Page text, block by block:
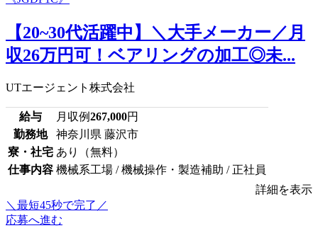
【20~30代活躍中】＼大手メーカー／月
収26万円可！ベアリングの加工◎未...
UTエージェント株式会社
給与 月収例267,000円
勤務地
神奈川県 藤沢市
寮・社宅 あり（無料）
仕事内容 機械系工場 / 機械操作・製造補助 / 正社員
詳細を表示
＼最短45秒で完了／
応募へ進む